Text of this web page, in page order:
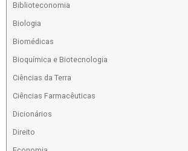
Biblioteconomia
Biologia
Biomédicas
Bioquímica e Biotecnologia
Ciências da Terra
Ciências Farmacêuticas
Dicionários
Direito